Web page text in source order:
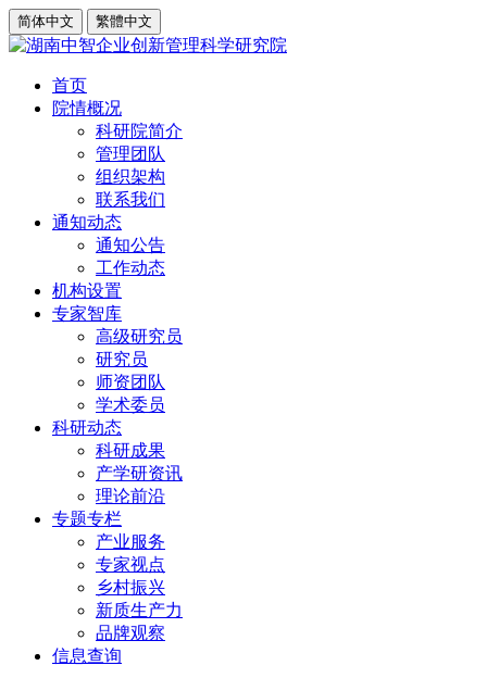
简体中文 繁體中文
首页
院情概况
科研院简介
管理团队
组织架构
联系我们
通知动态
通知公告
工作动态
机构设置
专家智库
高级研究员
研究员
师资团队
学术委员
科研动态
科研成果
产学研资讯
理论前沿
专题专栏
产业服务
专家视点
乡村振兴
新质生产力
品牌观察
信息查询